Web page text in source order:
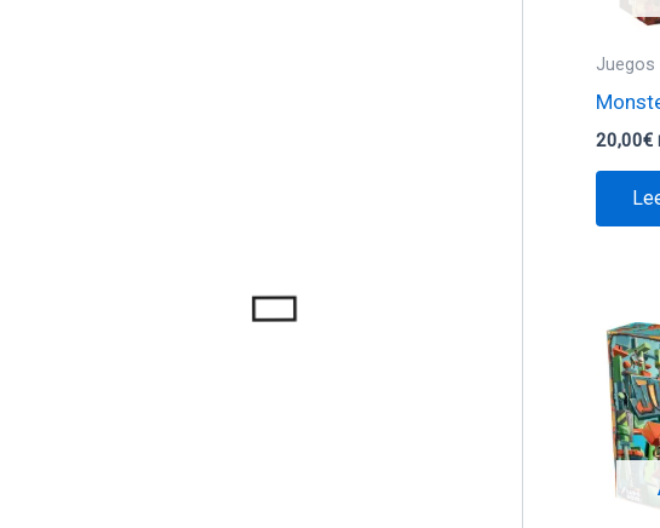
Juegos
20,00€